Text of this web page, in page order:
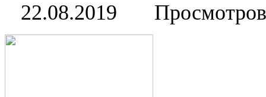
22.08.2019